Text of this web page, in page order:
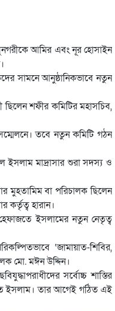
আমির এবং নূর হোসাইন
সামনে আনুষ্ঠানিকভাবে নতুন
শফীর কমিটির মহাসচিব,
তবে নতুন কমিটি গঠন
ইসলাম মাদ্রাসার শুরা সদস্য ও
মুহতামিম বা পরিচালক ছিলেন
হারান।
ইসলামের নতুন নেতৃত্ব
‘জামায়াত-শিবির,
মো. মঈন উদ্দিন।
সর্বোচ্চ শাস্তির
ইসলাম। তার আগেই গঠিত এই